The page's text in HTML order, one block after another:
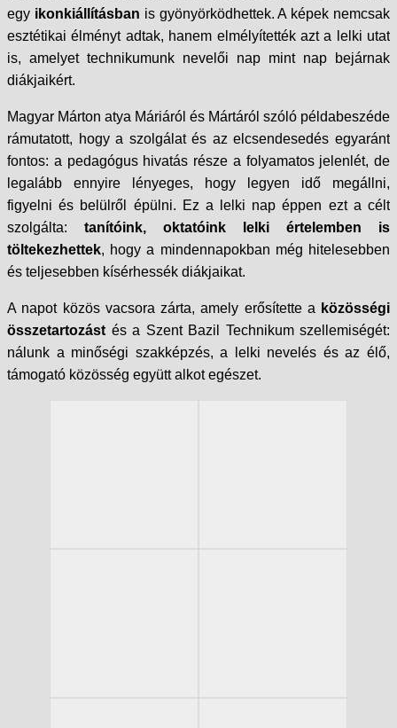
egy ikonkiállításban is gyönyörködhettek. A képek nemcsak
esztétikai élményt adtak, hanem elmélyítették azt a lelki utat
is, amelyet technikumunk nevelői nap mint nap bejárnak
diákjaikért.
Magyar Márton atya Máriáról és Mártáról szóló példabeszéde
rámutatott, hogy a szolgálat és az elcsendesedés egyaránt
fontos: a pedagógus hivatás része a folyamatos jelenlét, de
legalább ennyire lényeges, hogy legyen idő megállni,
figyelni és belülről épülni. Ez a lelki nap éppen ezt a célt
szolgálta: tanítóink, oktatóink lelki értelemben is
töltekezhettek, hogy a mindennapokban még hitelesebben
és teljesebben kísérhessék diákjaikat.
A napot közös vacsora zárta, amely erősítette a közösségi
összetartozást és a Szent Bazil Technikum szellemiségét:
nálunk a minőségi szakképzés, a lelki nevelés és az élő,
támogató közösség együtt alkot egészet.